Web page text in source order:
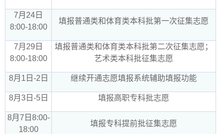
7月24日
8:00-18:00
填报普通类和体育类本科批第一次征集志愿
7月29日
8:00-18:00
填报普通类和体育类本科批第二次征集志愿；
艺术类本科批征集志愿
8月1日-2日 继续开通志愿填报系统辅助填报功能
8月3日-5日 填报高职专科批志愿
8月7日8:00-
18:00
填报专科提前批征集志愿